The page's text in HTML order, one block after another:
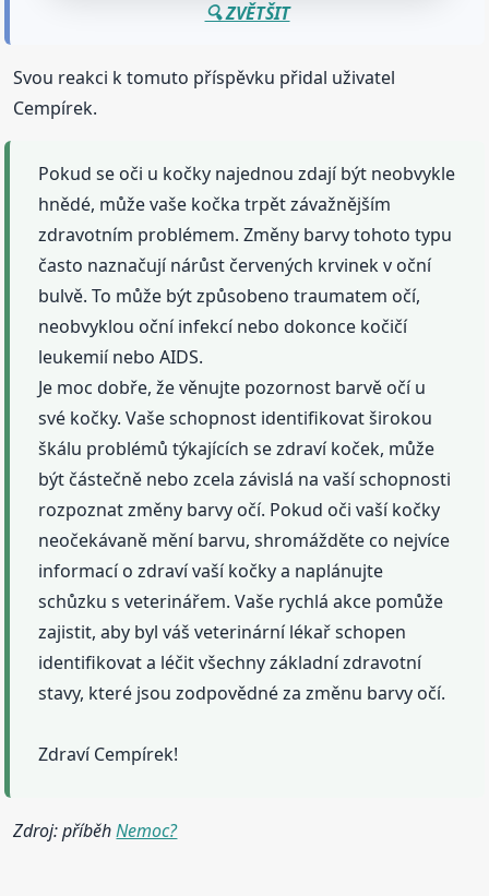
🔍 ZVĚTŠIT
Svou reakci k tomuto příspěvku přidal uživatel
Cempírek.
Pokud se oči u kočky najednou zdají být neobvykle
hnědé, může vaše kočka trpět závažnějším
zdravotním problémem. Změny barvy tohoto typu
často naznačují nárůst červených krvinek v oční
bulvě. To může být způsobeno traumatem očí,
neobvyklou oční infekcí nebo dokonce kočičí
leukemií nebo AIDS.
Je moc dobře, že věnujte pozornost barvě očí u
své kočky. Vaše schopnost identifikovat širokou
škálu problémů týkajících se zdraví koček, může
být částečně nebo zcela závislá na vaší schopnosti
rozpoznat změny barvy očí. Pokud oči vaší kočky
neočekávaně mění barvu, shromážděte co nejvíce
informací o zdraví vaší kočky a naplánujte
schůzku s veterinářem. Vaše rychlá akce pomůže
zajistit, aby byl váš veterinární lékař schopen
identifikovat a léčit všechny základní zdravotní
stavy, které jsou zodpovědné za změnu barvy očí.
Zdraví Cempírek!
Zdroj: příběhNemoc?